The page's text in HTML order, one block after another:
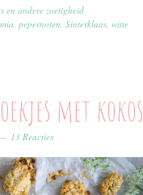
en andere zoetigheid
pepernoten Sinterklaas witte
met kokos
13 Reacties